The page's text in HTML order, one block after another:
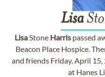
Lisa
LisaStone Harris passed
Beacon Place Hospice.
and friends Friday, April
at Hanes